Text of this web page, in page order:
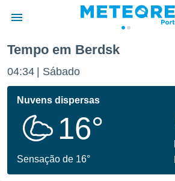
da
foi
fornecidas
a este
das
Tempo em Berdsk
04:34 Sábado
Nuvens dispersas
16°
Sensação de 16°